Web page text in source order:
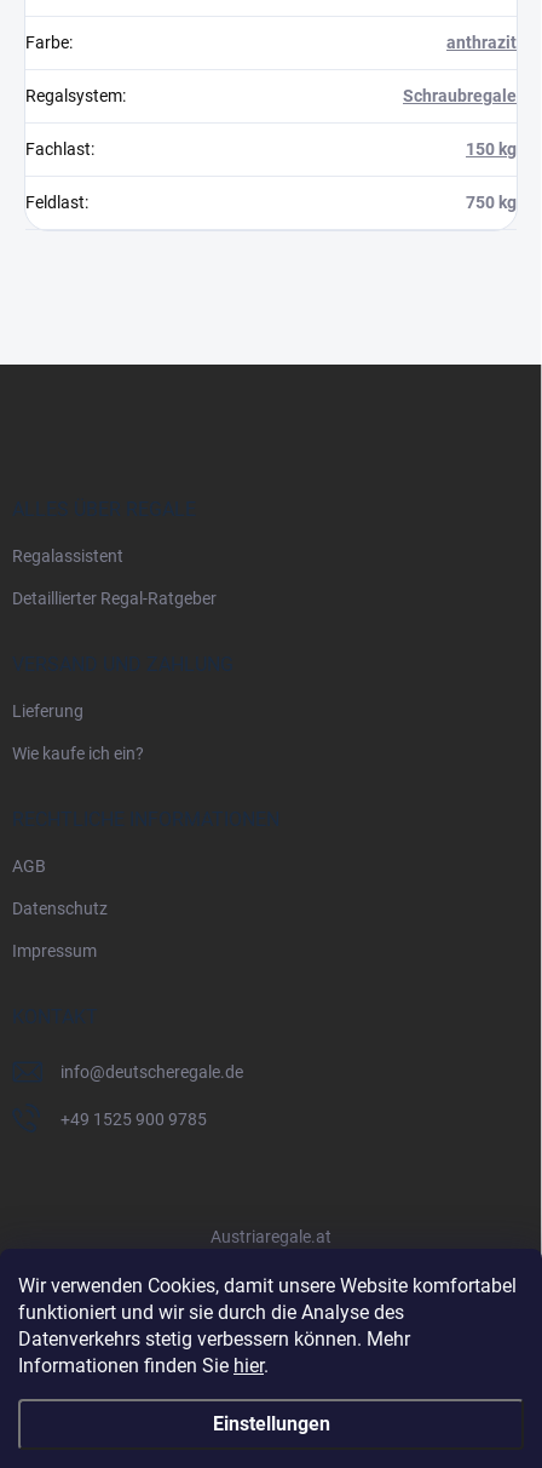
Wir verwenden Cookies, damit unsere Website komfortabel
funktioniert und wir sie durch die Analyse des
Datenverkehrs stetig verbessern können. Mehr
Informationen finden Sie hier.
Einstellungen
Farbe: anthrazit
Regalsystem: Schraubregale
Fachlast: 150 kg
Feldlast: 750 kg
ALLES ÜBER REGALE
Regalassistent
Detaillierter Regal-Ratgeber
VERSAND UND ZAHLUNG
Lieferung
Wie kaufe ich ein?
RECHTLICHE INFORMATIONEN
AGB
Datenschutz
Impressum
KONTAKT
info@deutscheregale.de
+49 1525 900 9785
Austriaregale.at